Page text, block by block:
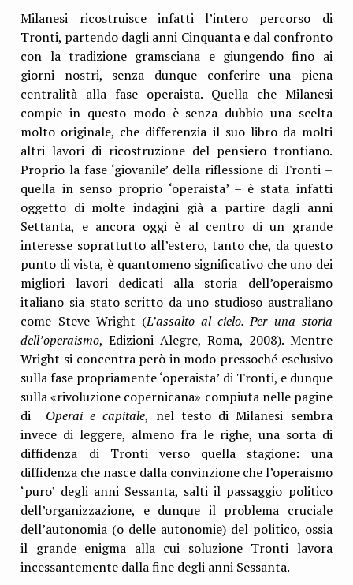
Milanesi ricostruisce infatti l’intero percorso di
Tronti, partendo dagli anni Cinquanta e dal confronto
con la tradizione gramsciana e giungendo fino ai
giorni nostri, senza dunque conferire una piena
centralità alla fase operaista. Quella che Milanesi
compie in questo modo è senza dubbio una scelta
molto originale, che differenzia il suo libro da molti
altri lavori di ricostruzione del pensiero trontiano.
Proprio la fase ‘giovanile’ della riflessione di Tronti –
quella in senso proprio ‘operaista’ – è stata infatti
oggetto di molte indagini già a partire dagli anni
Settanta, e ancora oggi è al centro di un grande
interesse soprattutto all’estero, tanto che, da questo
punto di vista, è quantomeno significativo che uno dei
migliori lavori dedicati alla storia dell’operaismo
italiano sia stato scritto da uno studioso australiano
come Steve Wright (L’assalto al cielo. Per una storia
dell’operaismo, Edizioni Alegre, Roma, 2008). Mentre
Wright si concentra però in modo pressoché esclusivo
sulla fase propriamente ‘operaista’ di Tronti, e dunque
sulla «rivoluzione copernicana» compiuta nelle pagine
di Operai e capitale, nel testo di Milanesi sembra
invece di leggere, almeno fra le righe, una sorta di
diffidenza di Tronti verso quella stagione: una
diffidenza che nasce dalla convinzione che l’operaismo
‘puro’ degli anni Sessanta, salti il passaggio politico
dell’organizzazione, e dunque il problema cruciale
dell’autonomia (o delle autonomie) del politico, ossia
il grande enigma alla cui soluzione Tronti lavora
incessantemente dalla fine degli anni Sessanta.